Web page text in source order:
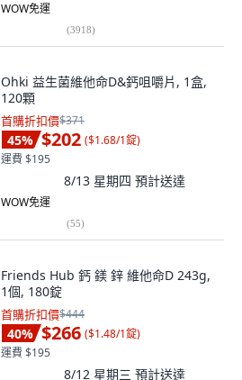
WOW免運
(3918)
Ohki 益生菌維他命D&鈣咀嚼片, 1盒,
120顆
首購折扣價$371
45% $202 ($1.68/1錠)
運費 $195
8/13 星期四 預計送達
WOW免運
(55)
Friends Hub 鈣 鎂 鋅 維他命D 243g,
1個, 180錠
首購折扣價$444
40% $266 ($1.48/1錠)
運費 $195
8/12 星期三 預計送達